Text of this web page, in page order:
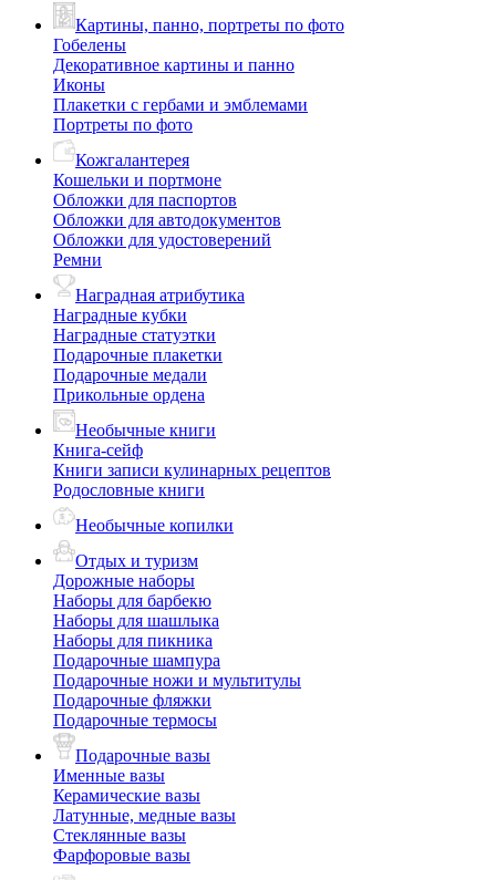
Картины, панно, портреты по фото
Гобелены
Декоративное картины и панно
Иконы
Плакетки с гербами и эмблемами
Портреты по фото
Кожгалантерея
Кошельки и портмоне
Обложки для паспортов
Обложки для автодокументов
Обложки для удостоверений
Ремни
Наградная атрибутика
Наградные кубки
Наградные статуэтки
Подарочные плакетки
Подарочные медали
Прикольные ордена
Необычные книги
Книга-сейф
Книги записи кулинарных рецептов
Родословные книги
Необычные копилки
Отдых и туризм
Дорожные наборы
Наборы для барбекю
Наборы для шашлыка
Наборы для пикника
Подарочные шампура
Подарочные ножи и мультитулы
Подарочные фляжки
Подарочные термосы
Подарочные вазы
Именные вазы
Керамические вазы
Латунные, медные вазы
Стеклянные вазы
Фарфоровые вазы